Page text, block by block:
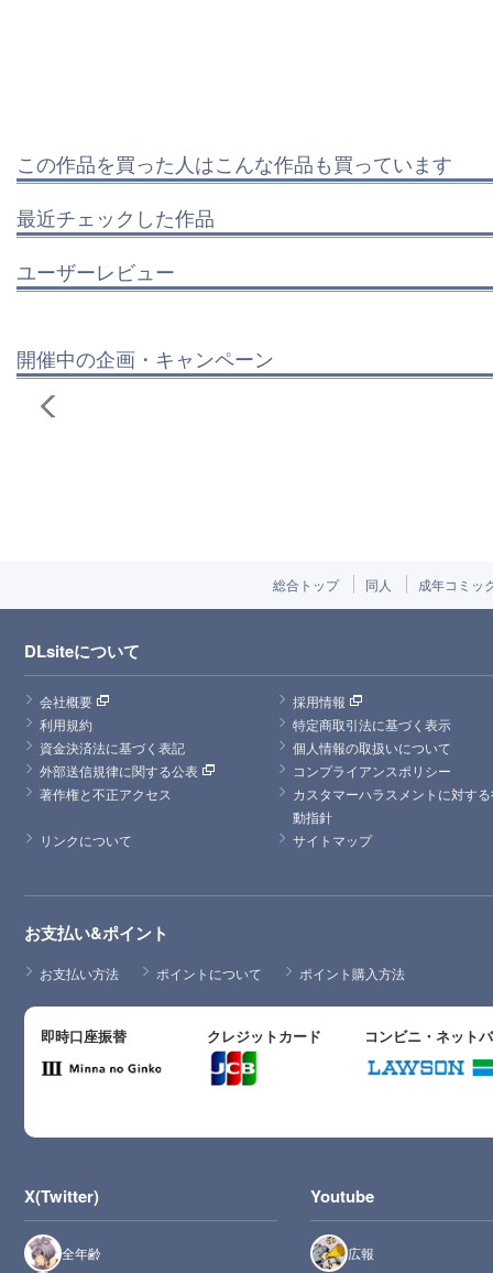
この作品を買った人はこんな作品も買っています
最近チェックした作品
ユーザーレビュー
開催中の企画・キャンペーン
総合トップ 同人 成年コミッ
DLsiteについて
会社概要
採用情報
利用規約
特定商取引法に基づく表示
資金決済法に基づく表記
個人情報の取扱いについて
外部送信規律に関する公表
コンプライアンスポリシー
著作権と不正アクセス
カスタマーハラスメントに対す
動指針
リンクについて
サイトマップ
お支払い&ポイント
お支払い方法 ポイントについて ポイント購入方法
即時口座振替 クレジットカード コンビニ・ネット
X(Twitter)
全年齢
Youtube
広報